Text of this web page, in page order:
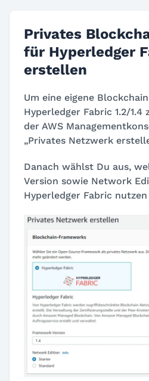
Privates
für Hyperledger
erstellen
Um eine eigene
Hyperledger Fabric 1.2/
der AWS
„Privates Netzwerk
Danach wählst Du aus,
Version sowie Network
Hyperledger Fabric